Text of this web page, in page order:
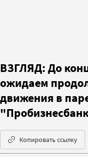
ВЗГЛЯД: До
ожидаем
движения в
Копировать ссылку